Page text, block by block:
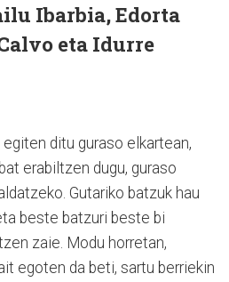
Ibarbia, Edorta
eta Idurre
ditu guraso elkartean,
erabiltzen dugu, guraso
Gutariko batzuk hau
beste batzuri beste bi
zaie. Modu horretan,
egoten da beti, sartu berriekin